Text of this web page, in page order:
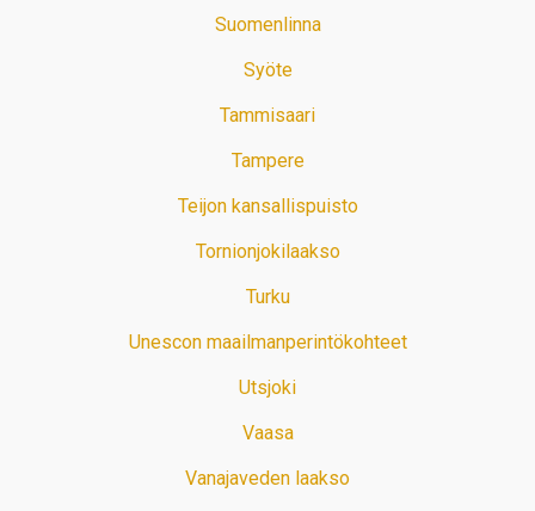
Suomenlinna
Syöte
Tammisaari
Tampere
Teijon kansallispuisto
Tornionjokilaakso
Turku
Unescon maailmanperintökohteet
Utsjoki
Vaasa
Vanajaveden laakso